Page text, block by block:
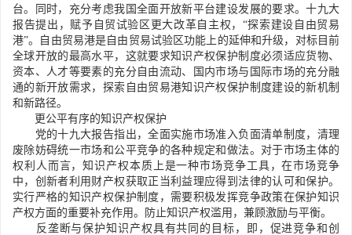
台。同时，充分考虑我国全面开放新平台建设发展的要求。十九大
报告提出，赋予自贸试验区更大改革自主权，“探索建设自由贸易
港”。自由贸易港是自由贸易试验区功能上的延伸和升级，对标目前
全球开放的最高水平，这就要求知识产权保护制度必须适应货物、
资本、人才等要素的充分自由流动、国内市场与国际市场的充分融
通的新开放需求，探索自由贸易港知识产权保护制度建设的新机制
和新路径。
更公平有序的知识产权保护
党的十九大报告指出，全面实施市场准入负面清单制度，清理
废除妨碍统一市场和公平竞争的各种规定和做法。对于市场主体的
权利人而言，知识产权本质上是一种市场竞争工具，在市场竞争
中，创新者利用财产权获取正当利益理应得到法律的认可和保护。
实行严格的知识产权保护制度，需要积极发挥竞争政策在保护知识
产权方面的重要补充作用。防止知识产权滥用，兼顾激励与平衡。
反垄断与保护知识产权具有共同的目标，即，促进竞争和创